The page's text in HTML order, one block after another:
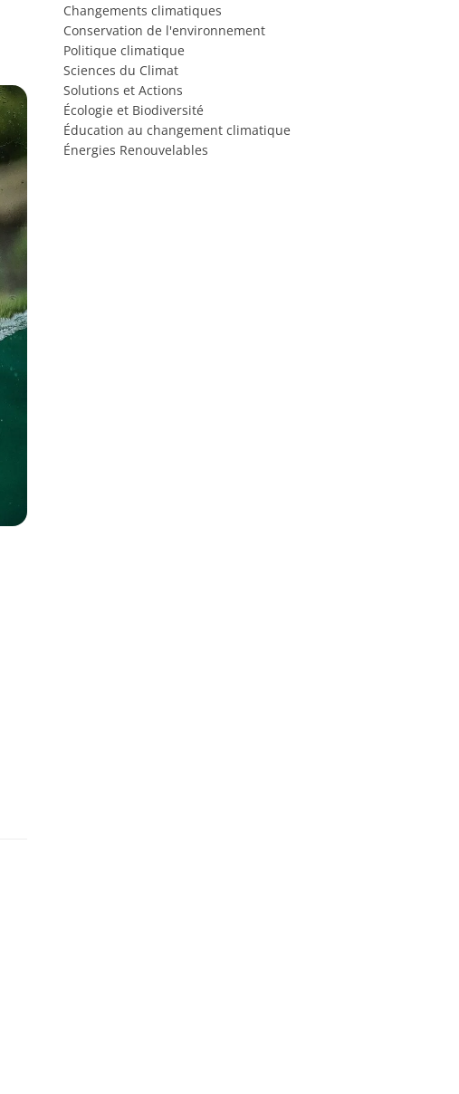
Changements climatiques
Conservation de l'environnement
Politique climatique
Sciences du Climat
Solutions et Actions
Écologie et Biodiversité
Éducation au changement climatique
Énergies Renouvelables